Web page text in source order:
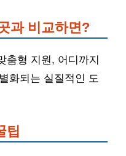
과 비교하면?
춤형 지원, 어디까지
화되는 실질적인 도
팁